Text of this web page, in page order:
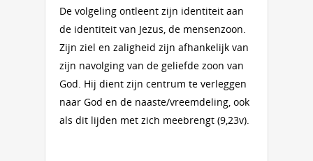
De volgeling ontleent zijn identiteit aan
de identiteit van Jezus, de mensenzoon.
Zijn ziel en zaligheid zijn afhankelijk van
zijn navolging van de geliefde zoon van
God. Hij dient zijn centrum te verleggen
naar God en de naaste/vreemdeling, ook
als dit lijden met zich meebrengt (9,23v).